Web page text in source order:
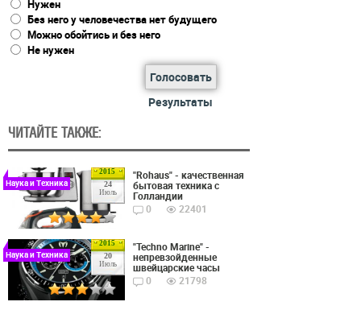
Нужен
Без него у человечества нет будущего
Можно обойтись и без него
Не нужен
Голосовать
Результаты
ЧИТАЙТЕ ТАКЖЕ:
2015
24
Июль
Наука и Техника
"Rohaus" - качественная
бытовая техника с
Голландии
0
22401
2015
20
Июль
Наука и Техника
"Techno Marine" -
непревзойденные
швейцарские часы
0
21798